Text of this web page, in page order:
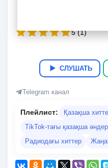
5(1)
СЛУШАТЬ
Telegram канал
Плейлист:
Қазақша
TikTok-тағы қазақша әндер
Радиодағы хиттер
Жаңа